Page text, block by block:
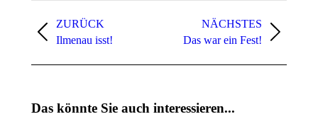
ZURÜCK
Vorheriger
Ilmenau isst!
NÄCHSTES
Nächster
Das war ein Fest!
Das könnte Sie auch interessieren...